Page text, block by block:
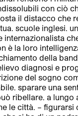
con ciò
il distacco che
scuole inglesi.
internazionalista
è la loro
della
diagnosi e
del sogno
sparare una
ribellare. a lungo
le città. – figurarsi